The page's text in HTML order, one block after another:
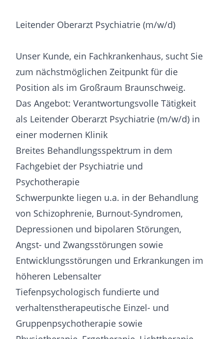
Leitender Oberarzt Psychiatrie (m/w/d)
Unser Kunde, ein Fachkrankenhaus, sucht Sie
zum nächstmöglichen Zeitpunkt für die
Position als im Großraum Braunschweig.
Das Angebot: Verantwortungsvolle Tätigkeit
als Leitender Oberarzt Psychiatrie (m/w/d) in
einer modernen Klinik
Breites Behandlungsspektrum in dem
Fachgebiet der Psychiatrie und
Psychotherapie
Schwerpunkte liegen u.a. in der Behandlung
von Schizophrenie, Burnout-Syndromen,
Depressionen und bipolaren Störungen,
Angst- und Zwangsstörungen sowie
Entwicklungsstörungen und Erkrankungen im
höheren Lebensalter
Tiefenpsychologisch fundierte und
verhaltenstherapeutische Einzel- und
Gruppenpsychotherapie sowie